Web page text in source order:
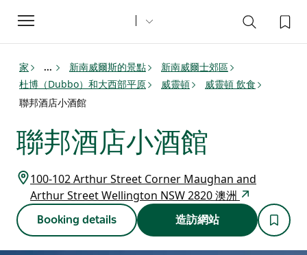
Toggle
navigation
家 ... 新南威爾斯的景點
新南威爾士郊區
杜博（Dubbo）和大西部平原
威靈頓
威靈頓 飲食
聯邦酒店小酒館
聯邦酒店小酒館
100-102 Arthur Street Corner Maughan and
Arthur Street Wellington NSW 2820 澳洲
Booking details 造訪網站